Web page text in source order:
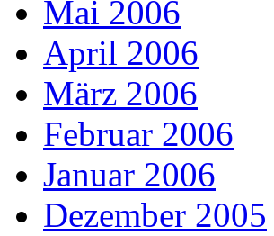
Mai 2006
April 2006
März 2006
Februar 2006
Januar 2006
Dezember 2005